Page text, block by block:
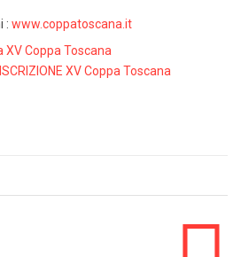
: www.coppatoscana.it
XV Coppa Toscana
XV Coppa Toscana